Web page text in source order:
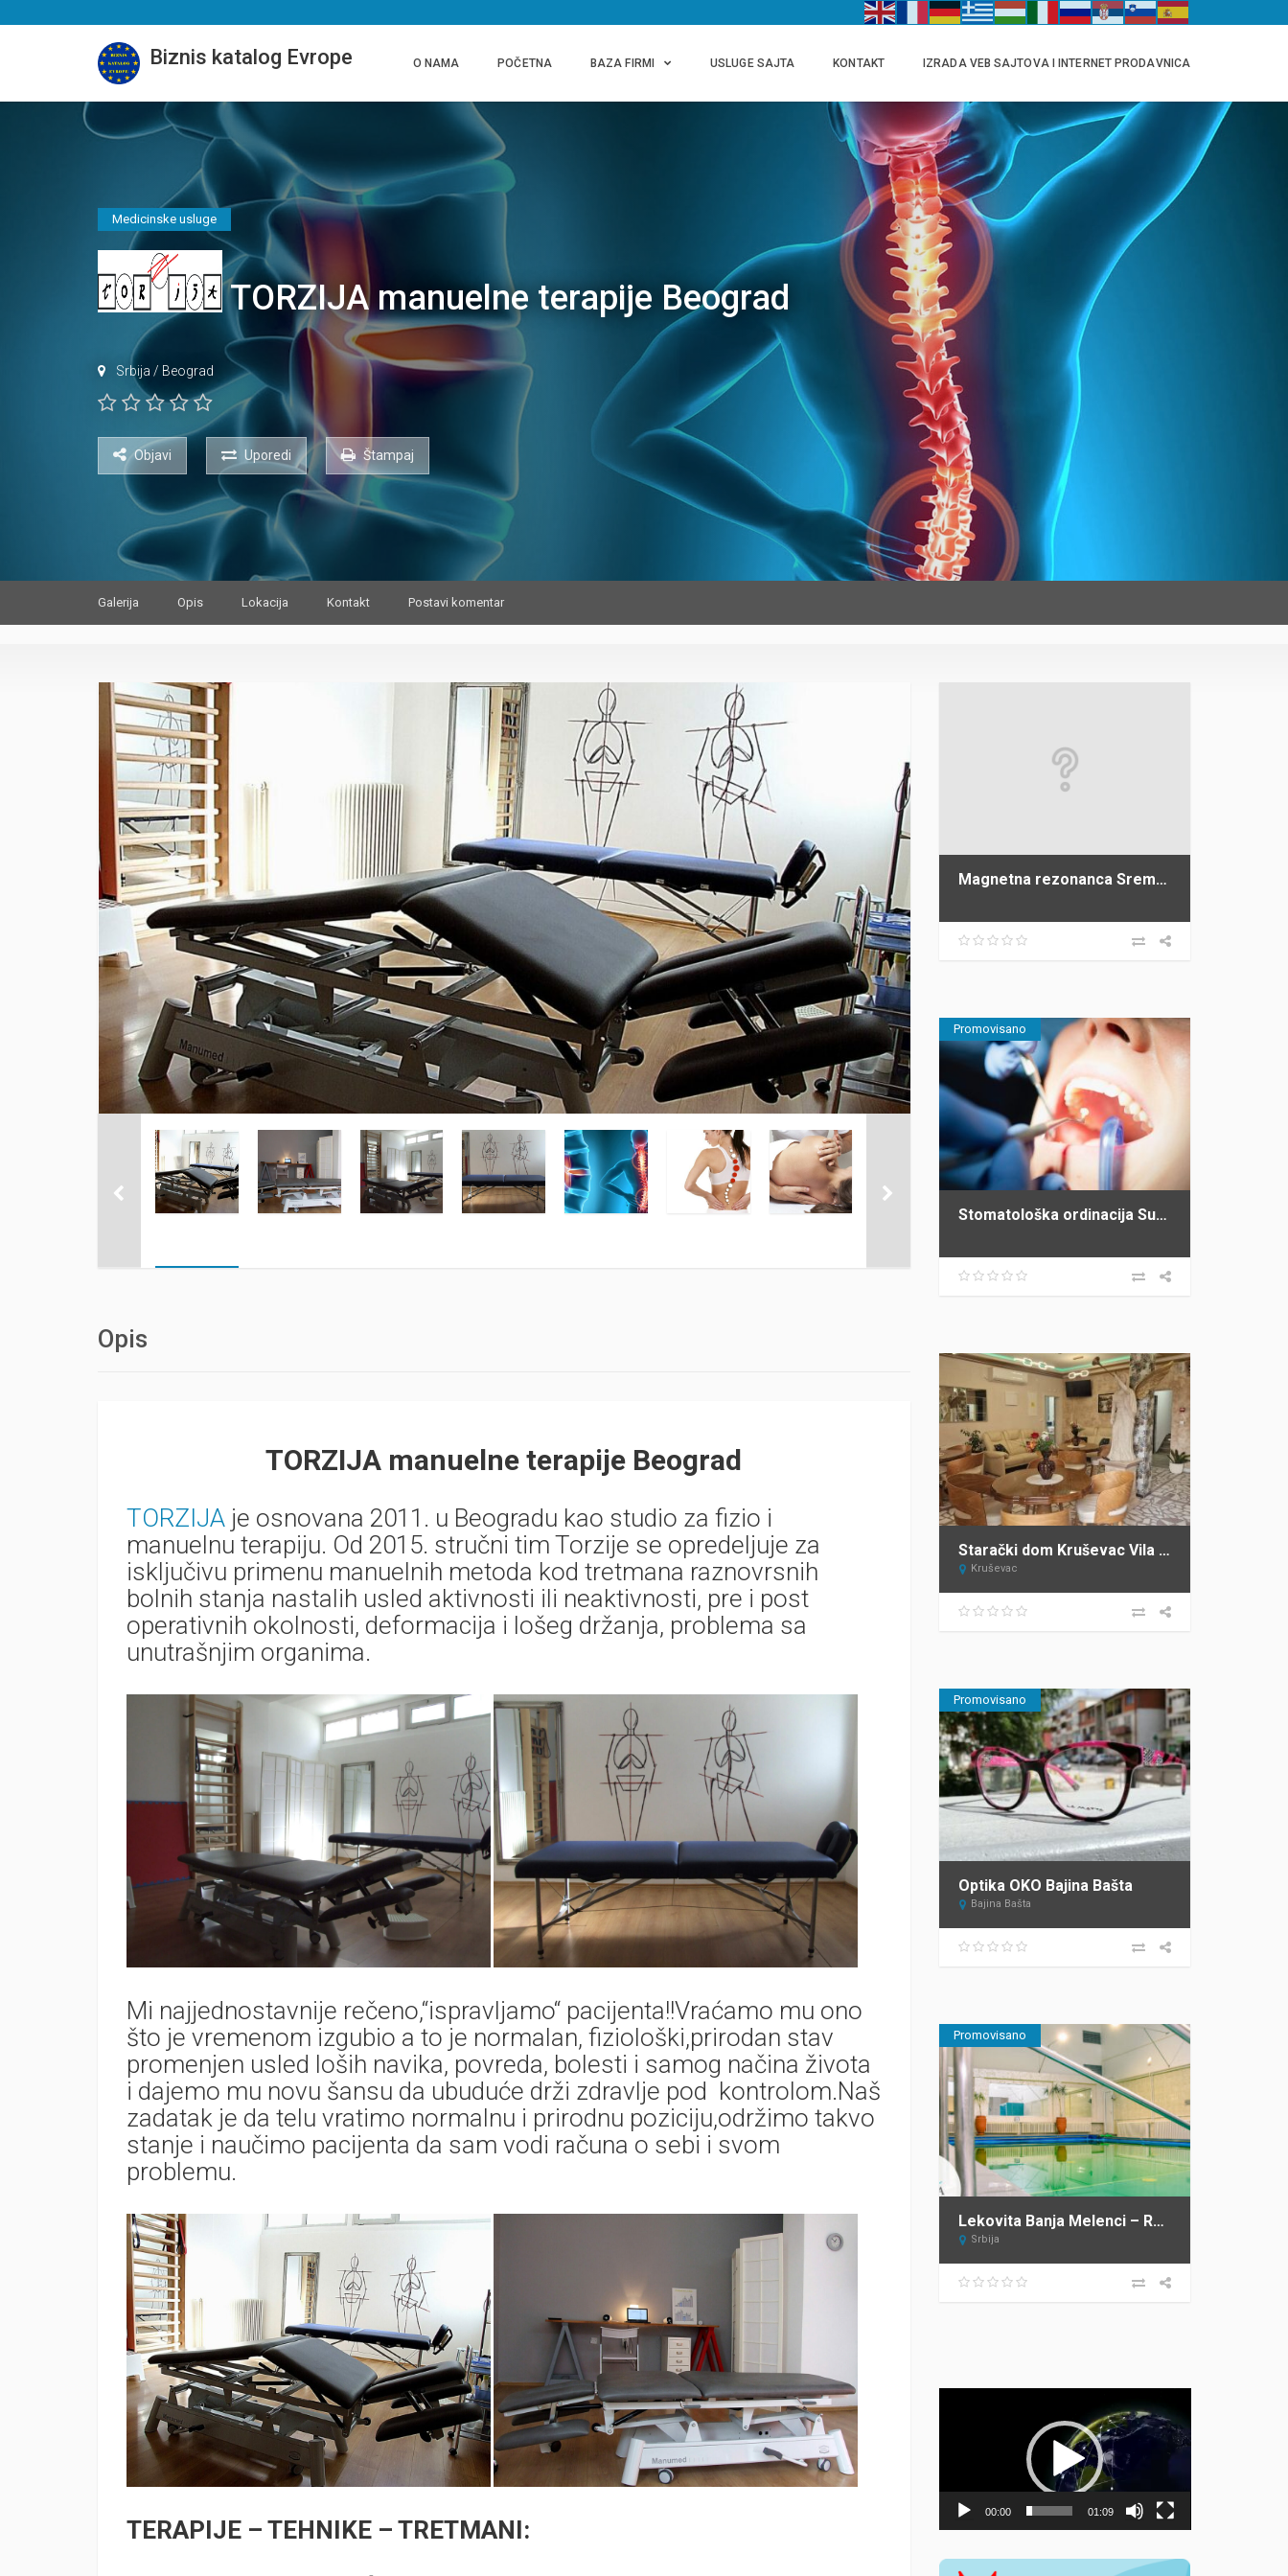
Biznis katalog Evrope O NAMA POČETNA BAZA FIRMI USLUGE SAJTA KONTAKT IZRADA VEB SAJTOVA I INTERNET PRODAVNICA
Medicinske usluge
TORZIJA manuelne terapije Beograd
Srbija / Beograd
Objavi Uporedi Štampaj
Galerija Opis Lokacija Kontakt Postavi komentar
Opis
TORZIJA manuelne terapije Beograd
TORZIJA je osnovana 2011. u Beogradu kao studio za fizio i
manuelnu terapiju. Od 2015. stručni tim Torzije se opredeljuje za
isključivu primenu manuelnih metoda kod tretmana raznovrsnih
bolnih stanja nastalih usled aktivnosti ili neaktivnosti, pre i post
operativnih okolnosti, deformacija i lošeg držanja, problema sa
unutrašnjim organima.
Mi najjednostavnije rečeno,“ispravljamo“ pacijenta!!Vraćamo mu ono
što je vremenom izgubio a to je normalan, fiziološki,prirodan stav
promenjen usled loših navika, povreda, bolesti i samog načina života
i dajemo mu novu šansu da ubuduće drži zdravlje pod kontrolom.Naš
zadatak je da telu vratimo normalnu i prirodnu poziciju,održimo takvo
stanje i naučimo pacijenta da sam vodi računa o sebi i svom
problemu.
TERAPIJE – TEHNIKE – TRETMANI:
Magnetna rezonanca Sremska Mitrovica
Promovisano
Stomatološka ordinacija Subotički Stara Pazova
Starački dom Kruševac Vila Tresava
Kruševac
Promovisano
Optika OKO Bajina Bašta
Bajina Bašta
Promovisano
Lekovita Banja Melenci – Rusanda
Srbija
00:00 01:09